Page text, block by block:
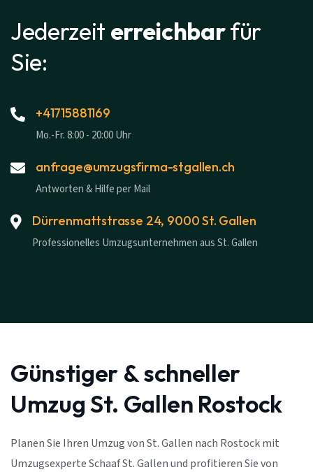
Jederzeit erreichbarfür
Sie:
+41715881169
Mo.-Fr. 8:00 - 20:00 Uhr
anfrage@umzugsfirma-stgallen.ch
Antworten & Hilfe per Mail
Dürrenmattstrasse 24, 9000 St. Gallen
Professionelles Umzugsunternehmen aus St. Gallen
Günstiger & schneller
Umzug St. Gallen Rostock
Planen Sie Ihren Umzug von St. Gallen nach Rostock mit
Umzugsexperte Schaaf St. Gallen und profitieren Sie von